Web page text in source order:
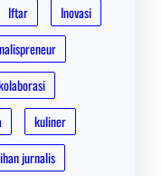
Iftar
Inovasi
kuliner
jurnalis